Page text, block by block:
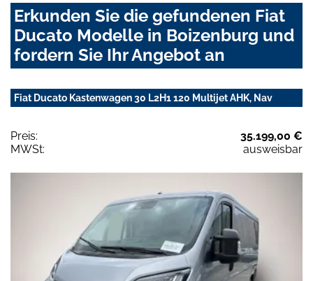
Erkunden Sie die gefundenen Fiat
Ducato Modelle in Boizenburg und
fordern Sie Ihr Angebot an
Fiat Ducato Kastenwagen 30 L2H1 120 Multijet AHK, Nav
Preis:
35.199,00 €
MWSt:
ausweisbar